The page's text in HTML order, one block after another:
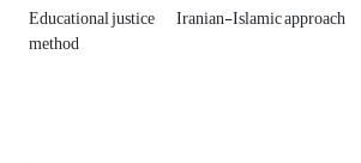
Educational justice Iranian-Islamic approach
method